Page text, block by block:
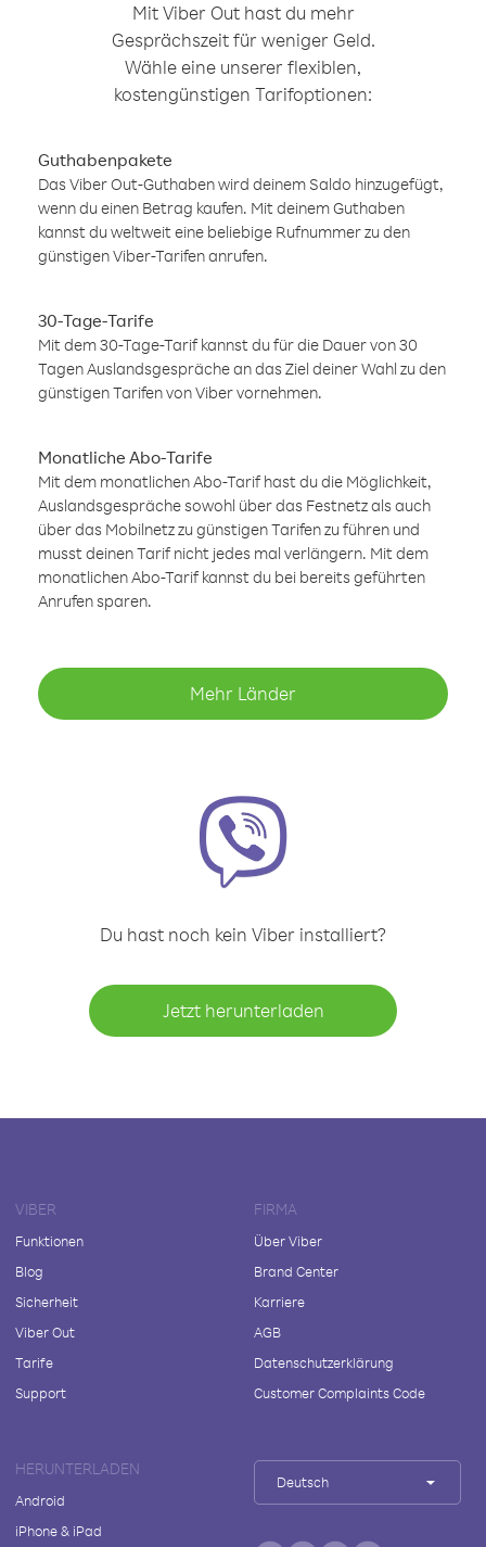
Mit Viber Out hast du mehr
Gesprächszeit für weniger Geld.
Wähle eine unserer flexiblen,
kostengünstigen Tarifoptionen:
Guthabenpakete
Das Viber Out-Guthaben wird deinem Saldo hinzugefügt,
wenn du einen Betrag kaufen. Mit deinem Guthaben
kannst du weltweit eine beliebige Rufnummer zu den
günstigen Viber-Tarifen anrufen.
30-Tage-Tarife
Mit dem 30-Tage-Tarif kannst du für die Dauer von 30
Tagen Auslandsgespräche an das Ziel deiner Wahl zu den
günstigen Tarifen von Viber vornehmen.
Monatliche Abo-Tarife
Mit dem monatlichen Abo-Tarif hast du die Möglichkeit,
Auslandsgespräche sowohl über das Festnetz als auch
über das Mobilnetz zu günstigen Tarifen zu führen und
musst deinen Tarif nicht jedes mal verlängern. Mit dem
monatlichen Abo-Tarif kannst du bei bereits geführten
Anrufen sparen.
Mehr Länder
Du hast noch kein Viber installiert?
Jetzt herunterladen
VIBER
Funktionen
Blog
Sicherheit
Viber Out
Tarife
Support
FIRMA
Über Viber
Brand Center
Karriere
AGB
Datenschutzerklärung
Customer Complaints Code
HERUNTERLADEN
Android
iPhone & iPad
Deutsch